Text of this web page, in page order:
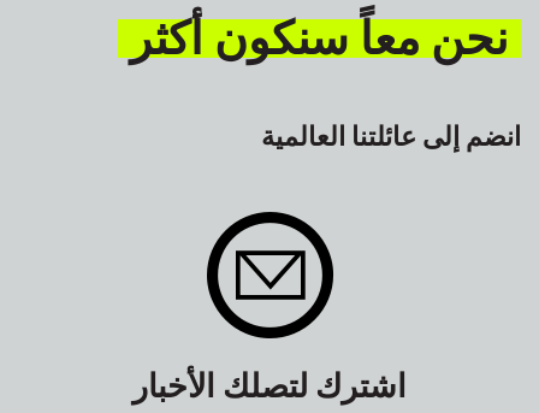
نحن معاً سنكون أكثر
انضم إلى عائلتنا العالمية
اشترك لتصلك الأخبار